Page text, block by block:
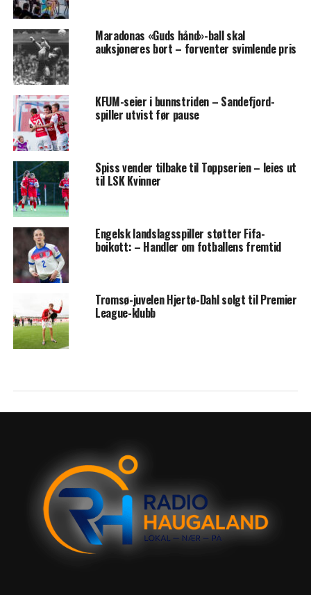
Maradonas «Guds hånd»-ball skal
auksjoneres bort – forventer svimlende pris
KFUM-seier i bunnstriden – Sandefjord-
spiller utvist før pause
Spiss vender tilbake til Toppserien – leies ut
til LSK Kvinner
Engelsk landslagsspiller støtter Fifa-
boikott: – Handler om fotballens fremtid
Tromsø-juvelen Hjertø-Dahl solgt til Premier
League-klubb